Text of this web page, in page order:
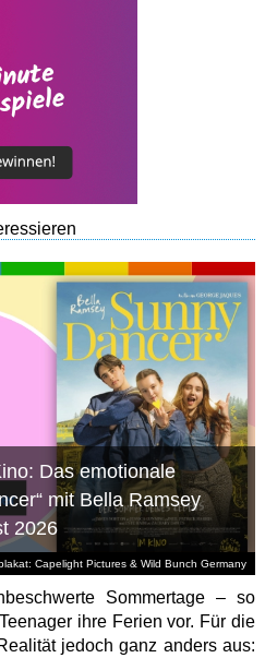
Capelight Pictures & Wild Bunch Germany
Das emotionale
mit Bella Ramsey
2026
Sommertage – so
ihre Ferien vor. Für die
jedoch ganz anders aus: